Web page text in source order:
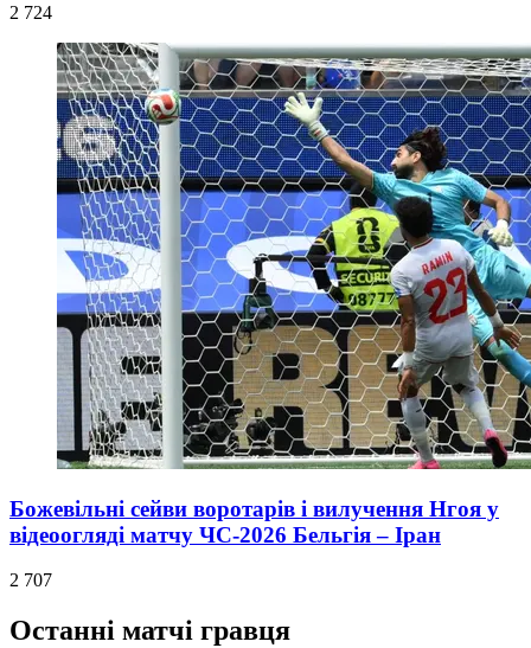
2 724
Божевільні сейви воротарів і вилучення Нгоя у
відеоогляді матчу ЧС-2026 Бельгія – Іран
2 707
Останні матчі гравця